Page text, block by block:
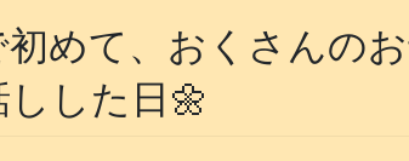
初めて、おくさんの
した日🌼